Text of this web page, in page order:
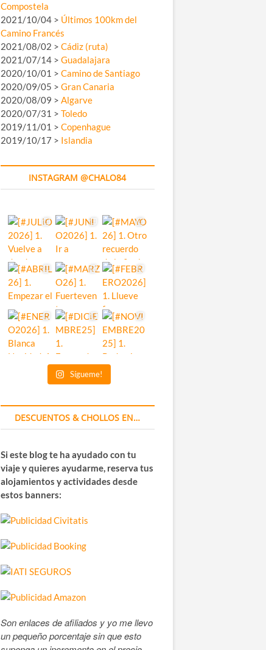
Compostela
2021/10/04 > Últimos 100km del
Camino Francés
2021/08/02 > Cádiz (ruta)
2021/07/14 > Guadalajara
2020/10/01 > Camino de Santiago
2020/09/05 > Gran Canaria
2020/08/09 > Algarve
2020/07/31 > Toledo
2019/11/01 > Copenhague
2019/10/17 > Islandia
INSTAGRAM @CHALO84
Sígueme!
DESCUENTOS & CHOLLOS EN…
Si este blog te ha ayudado con tu
viaje y quieres ayudarme, reserva tus
alojamientos y actividades desde
estos banners:
Son enlaces de afiliados y yo me llevo
un pequeño porcentaje sin que esto